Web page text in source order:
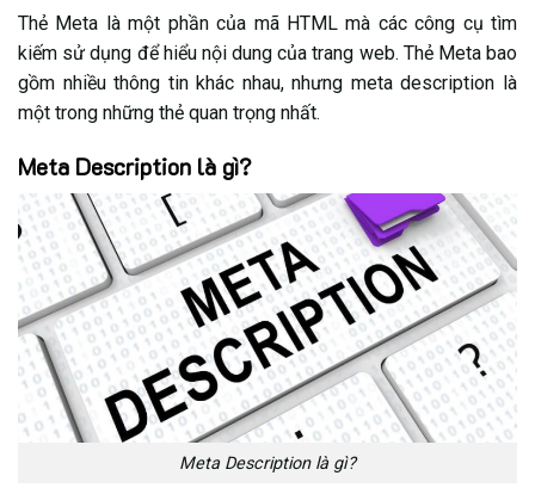
5.9. 9. Không dùng chung Meta Description cho
nhiều trang
5.10. 10. Nội dung rõ ràng, mang ý nghĩa tích cực
Description
5.12. 12. Thể hiện yếu tố nhận diện thương hiệu
5.13. 13. Đưa ra ưu đãi hoặc lợi ích nổi bật
5.14. 14. Kiểm tra hiển thị Meta Description trên thiết
bị di động
5.15. 15. Rà soát và chỉnh sửa Meta Description
trước khi xuất bản
6. Nguyên tắc viết Meta Description chuẩn SEO
Thẻ Meta là một phần của mã HTML mà các công cụ tìm
kiếm sử dụng để hiểu nội dung của trang web. Thẻ Meta bao
gồm nhiều thông tin khác nhau, nhưng meta description là
một trong những thẻ quan trọng nhất.
Meta Description là gì?
Meta Description là gì?